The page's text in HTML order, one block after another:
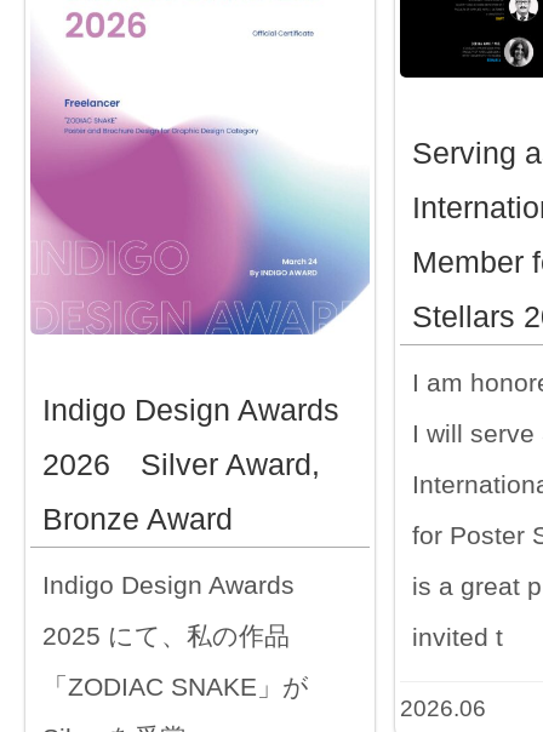
Serving
Member
Stellars
I am
I will serve
for Poster
is a great
invited t
2026.06
Indigo Design Awards
2026 Silver Award,
Bronze Award
Indigo Design Awards
2025 にて、私の作品
「ZODIAC SNAKE」が